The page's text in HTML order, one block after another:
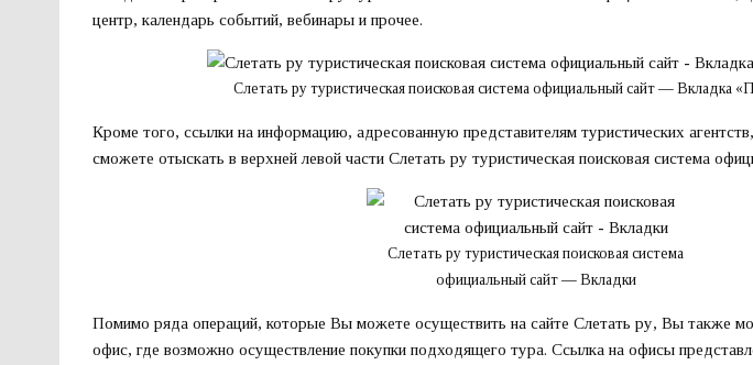
центр, календарь событий, вебинары и прочее.
Слетать ру туристическая поисковая система официальный сайт — Вкладка
Кроме того, ссылки на информацию, адресованную представителям туристических
сможете отыскать в верхней левой части Слетать ру туристическая поисковая система
Слетать ру туристическая поисковая система
официальный сайт — Вкладки
Помимо ряда операций, которые Вы можете осуществить на сайте Слетать ру, Вы также
офис, где возможно осуществление покупки подходящего тура. Ссылка на офисы